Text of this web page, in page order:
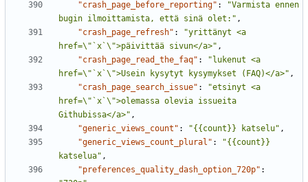
"crash_page_before_reporting" :
"Varmista ennen
bugin ilmoittamista, että sinä olet:" ,
"crash_page_refresh" :
"yrittänyt <a
href=\"`x`\">päivittää sivun</a>" ,
"crash_page_read_the_faq" :
"lukenut <a
href=\"`x`\">Usein kysytyt kysymykset (FAQ)</a>" ,
"crash_page_search_issue" :
"etsinyt <a
href=\"`x`\">olemassa olevia issueita
Githubissa</a>" ,
"generic_views_count" : "{{count}} katselu" ,
"generic_views_count_plural" :
"{{count}}
katselua" ,
"preferences_quality_dash_option_720p" :